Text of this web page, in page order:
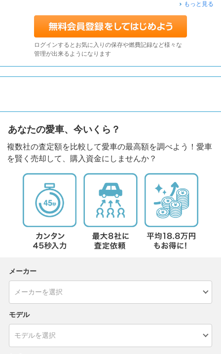
もっと見る
ログインするとお気に入りの保存や燃費記録など様々な
管理が出来るようになります
あなたの愛車、今いくら？
複数社の査定額を比較して愛車の最高額を調べよう！愛車
を賢く売却して、購入資金にしませんか？
メーカー
モデル